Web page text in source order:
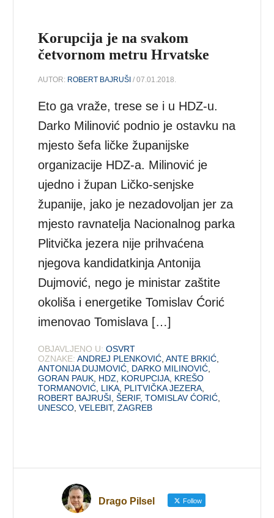
Korupcija je na svakom
četvornom metru Hrvatske
AUTOR: ROBERT BAJRUŠI / 07.01.2018.
Eto ga vraže, trese se i u HDZ-u.
Darko Milinović podnio je ostavku na
mjesto šefa ličke županijske
organizacije HDZ-a. Milinović je
ujedno i župan Ličko-senjske
županije, jako je nezadovoljan jer za
mjesto ravnatelja Nacionalnog parka
Plitvička jezera nije prihvaćena
njegova kandidatkinja Antonija
Dujmović, nego je ministar zaštite
okoliša i energetike Tomislav Ćorić
imenovao Tomislava […]
OBJAVLJENO U: OSVRT
OZNAKE: ANDREJ PLENKOVIĆ ,ANTE BRKIĆ
ANTONIJA DUJMOVIĆ DARKO MILINOVIĆ
GORAN PAUK HDZ KORUPCIJA KREŠO
TORMANOVIĆ LIKA PLITVIČKA JEZERA
ROBERT BAJRUŠI ,ŠERIF,TOMISLAV ĆORIĆ
UNESCO ,VELEBIT,ZAGREB
Drago Pilsel Follow